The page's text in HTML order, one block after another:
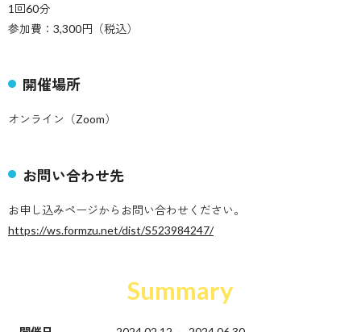
1回60分
参加費：3,300円（税込）
開催場所
オンライン（Zoom）
お問い合わせ先
お申し込みページからお問い合わせください。
https://ws.formzu.net/dist/S523984247/
Summary